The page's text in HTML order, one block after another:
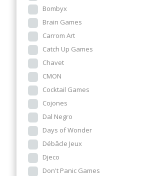
Bombyx
Brain Games
Carrom Art
Catch Up Games
Chavet
CMON
Cocktail Games
Cojones
Dal Negro
Days of Wonder
Débâcle Jeux
Djeco
Don't Panic Games